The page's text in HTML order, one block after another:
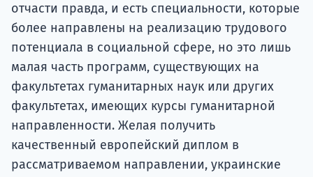
отчасти правда, и есть специальности, которые
более направлены на реализацию трудового
потенциала в социальной сфере, но это лишь
малая часть программ, существующих на
факультетах гуманитарных наук или других
факультетах, имеющих курсы гуманитарной
направленности. Желая получить
качественный европейский диплом в
рассматриваемом направлении, украинские